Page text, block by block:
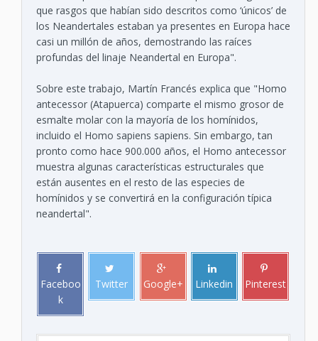
que rasgos que habían sido descritos como ‘únicos’ de
los Neandertales estaban ya presentes en Europa hace
casi un millón de años, demostrando las raíces
profundas del linaje Neandertal en Europa".
Sobre este trabajo, Martín Francés explica que "Homo
antecessor (Atapuerca) comparte el mismo grosor de
esmalte molar con la mayoría de los homínidos,
incluido el Homo sapiens sapiens. Sin embargo, tan
pronto como hace 900.000 años, el Homo antecessor
muestra algunas características estructurales que
están ausentes en el resto de las especies de
homínidos y se convertirá en la configuración típica
neandertal".
Faceboo
k
Twitter Google+ Linkedin Pinterest